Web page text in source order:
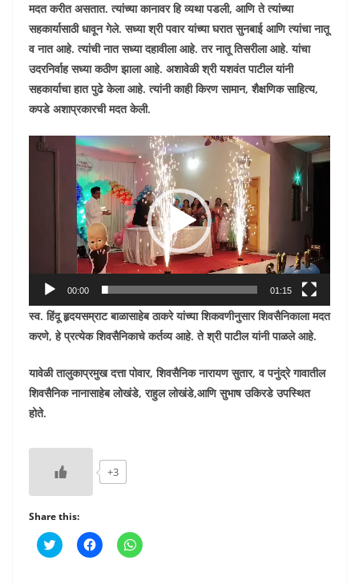
मदत करीत असतात. त्यांच्या कानावर हि व्यथा पडली, आणि ते त्यांच्या
सहकार्यासाठी धावून गेले. सध्या श्री पवार यांच्या घरात सुनबाई आणि त्यांचा नातू
व नात आहे. त्यांची नात सध्या दहावीला आहे. तर नातू तिसरीला आहे. यांचा
उदरनिर्वाह सध्या कठीण झाला आहे. अशावेळी श्री यशवंत पाटील यांनी
सहकार्याचा हात पुढे केला आहे. त्यांनी काही किरण सामान, शैक्षणिक साहित्य,
कपडे अशाप्रकारची मदत केली.
Video
00:00 01:15
स्व. हिंदू हृदयसम्राट बाळासाहेब ठाकरे यांच्या शिकवणीनुसार शिवसैनिकाला मदत
करणे, हे प्रत्येक शिवसैनिकाचे कर्तव्य आहे. ते श्री पाटील यांनी पाळले आहे.
यावेळी तालुकाप्रमुख दत्ता पोवार, शिवसैनिक नारायण सुतार, व पनुंद्रे गावातील
शिवसैनिक नानासाहेब लोखंडे, राहुल लोखंडे,आणि सुभाष उकिरडे उपस्थित
होते.
+3
Share this:
C
l
C
l
C
l